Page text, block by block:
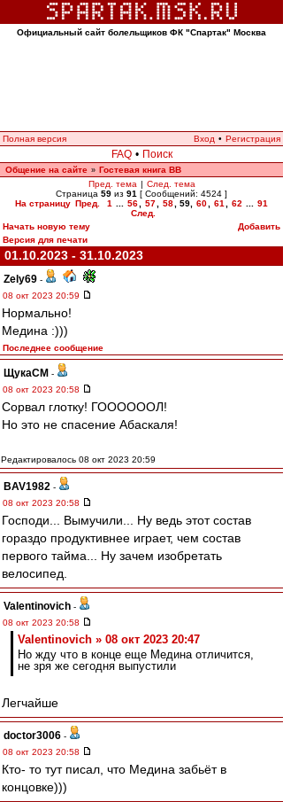
Официальный сайт болельщиков ФК "Спартак" Москва
Полная версия Вход • Регистрация
FAQ • Поиск
Общение на сайте » Гостевая книга ВВ
Пред. тема | След. тема
Страница 59 из 91 [ Сообщений: 4524 ]
На страницу Пред. 1 56 57 58 59 60 61 62
91
След.
Начать новую тему
Добавить
Версия для печати
01.10.2023 - 31.10.2023
Zely69 -
08 окт 2023 20:59
Нормально!
Медина :)))
Последнее сообщение
ЩукаСМ -
08 окт 2023 20:58
Сорвал глотку! ГООООООЛ!
Но это не спасение Абаскаля!
Редактировалось 08 окт 2023 20:59
BAV1982 -
08 окт 2023 20:58
Господи... Вымучили... Ну ведь этот состав
гораздо продуктивнее играет, чем состав
первого тайма... Ну зачем изобретать
велосипед.
Valentinovich -
08 окт 2023 20:58
Valentinovich » 08 окт 2023 20:47
Но жду что в конце еще Медина отличится,
не зря же сегодня выпустили
Легчайше
doctor3006 -
08 окт 2023 20:58
Кто- то тут писал, что Медина забьёт в
концовке)))